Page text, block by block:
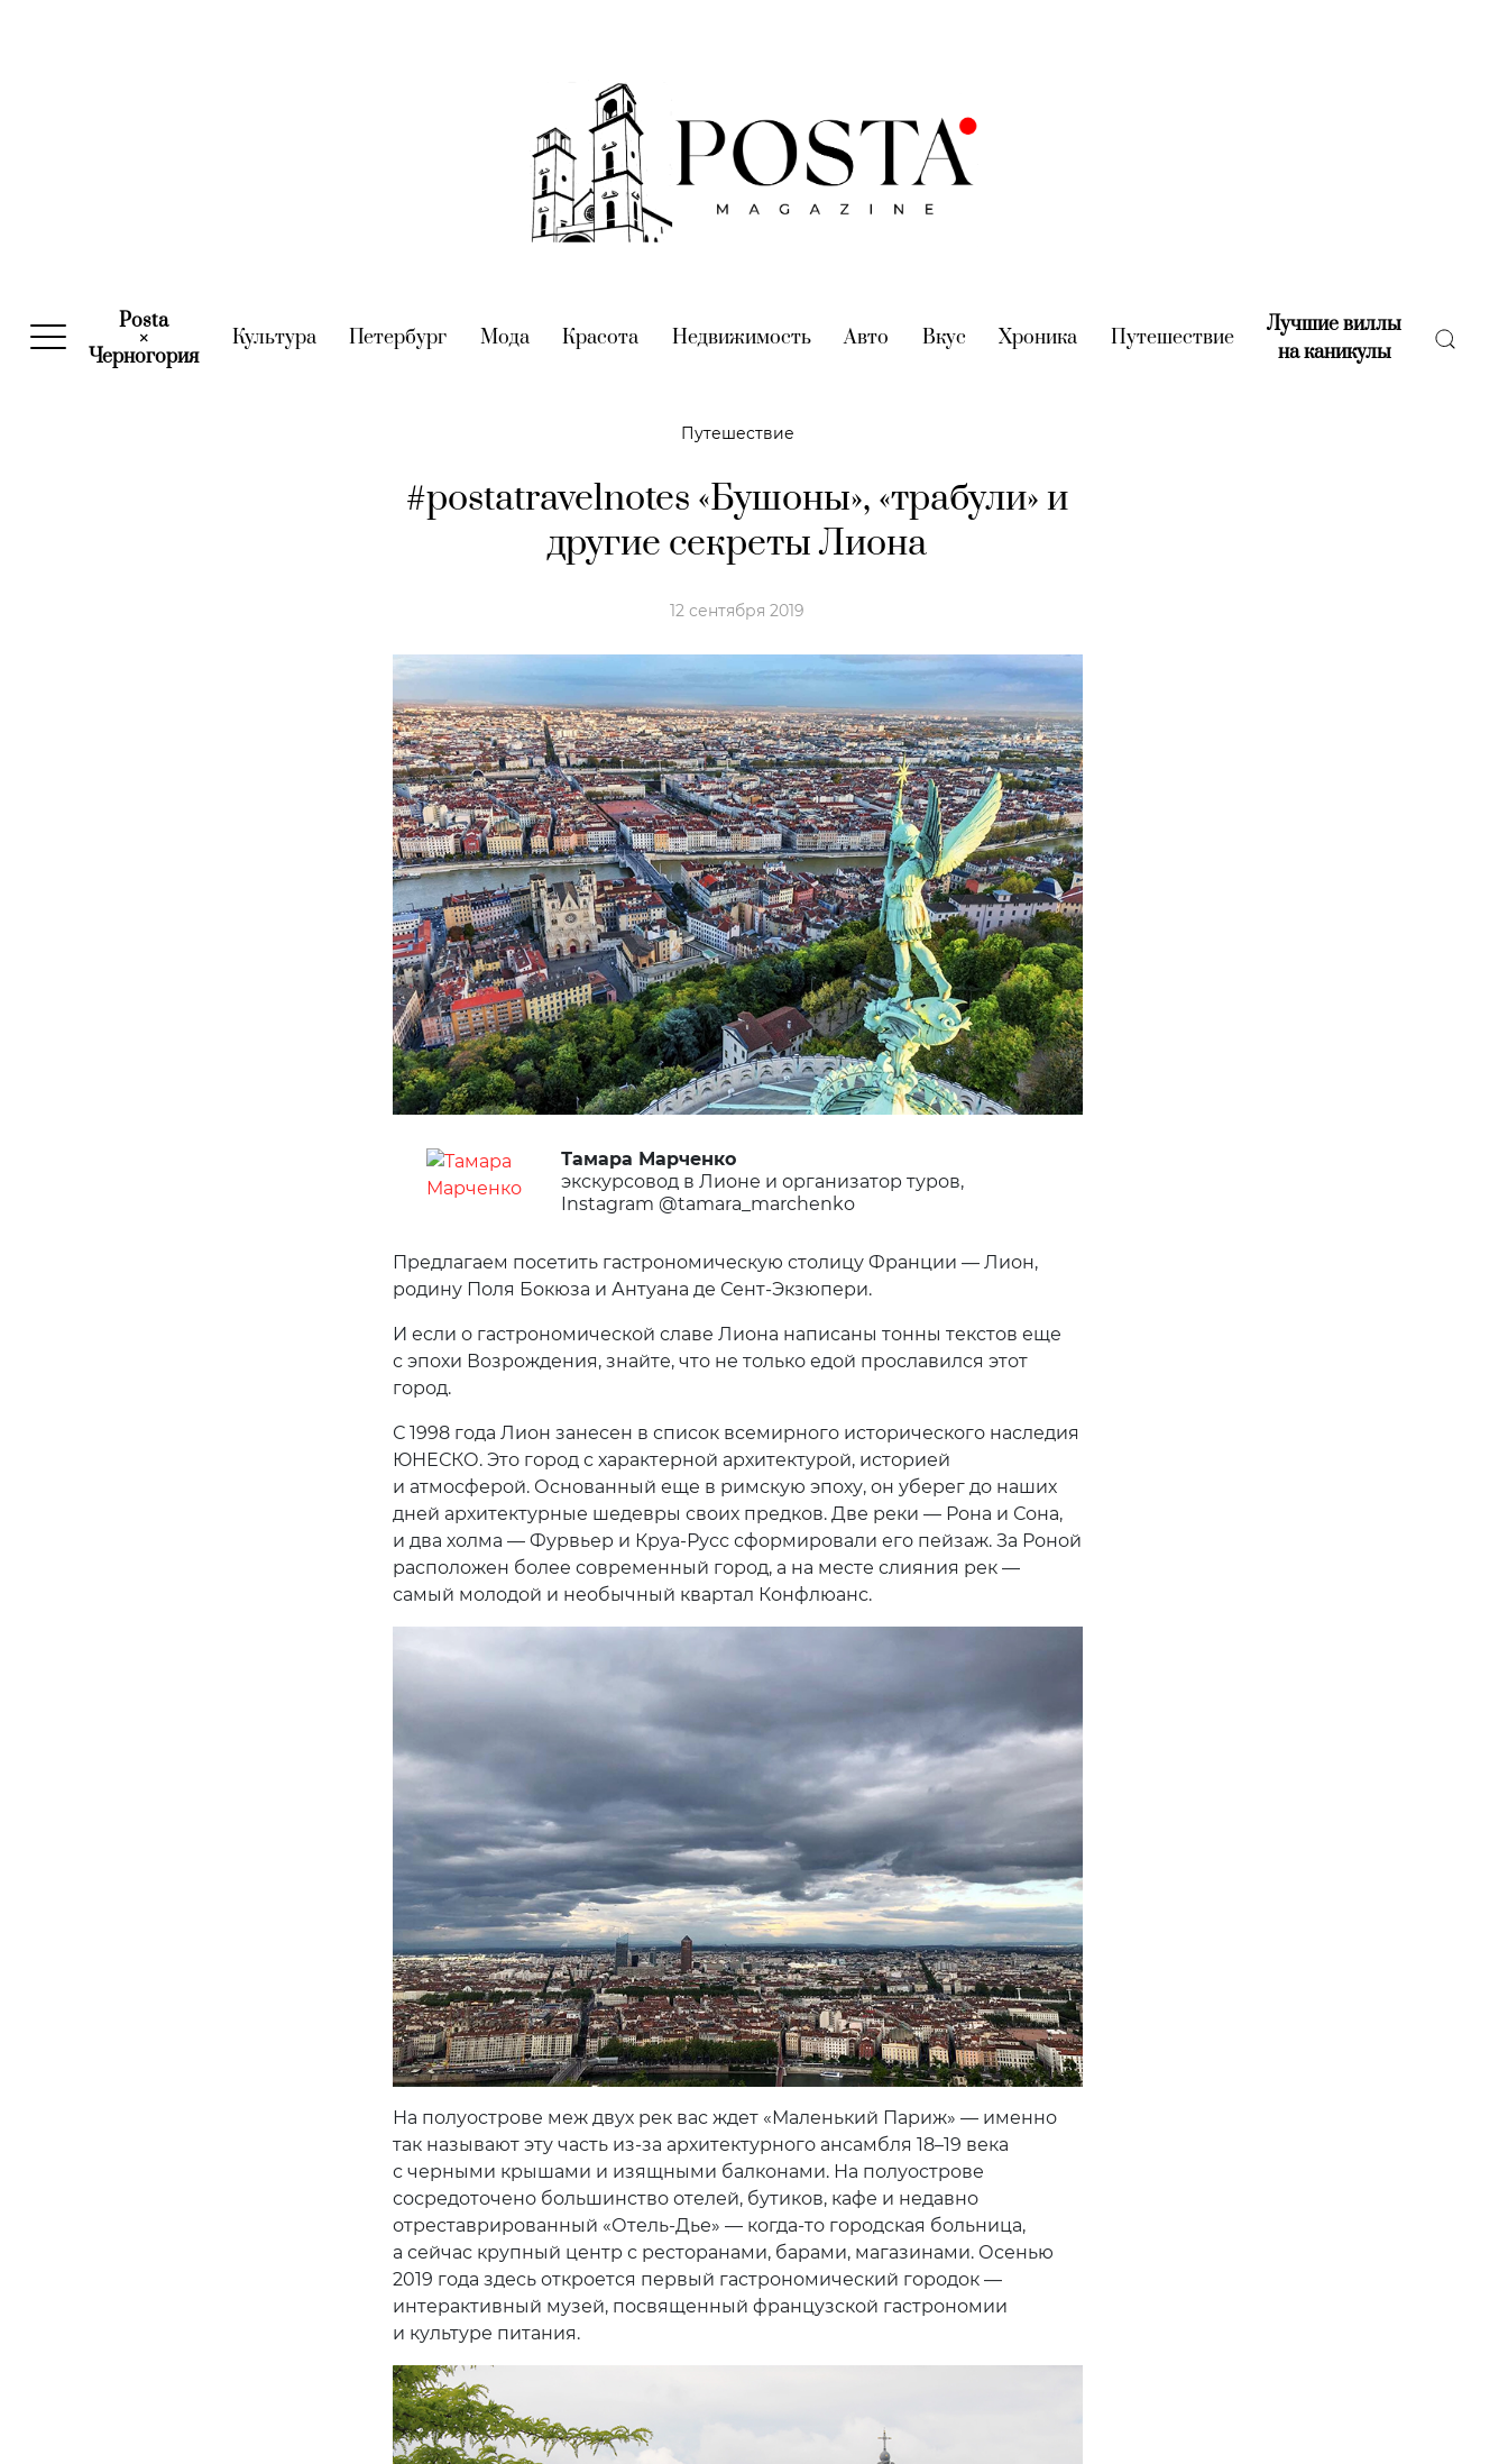
Posta
×
Черногория(current)
Культура(current)
Петербург (current)
Мода(current)
Красота (current)
Недвижимость(current)
Авто (current)
Вкус (current)
Хроника (current)
Путешествие(current)
Лучшие виллы
на каникулы(current)
Путешествие
#postatravelnotes «Бушоны», «трабули» и
другие секреты Лиона
12 сентября 2019
Тамара Марченко
экскурсовод в Лионе и организатор туров,
Instagram @tamara_marchenko
Предлагаем посетить гастрономическую столицу Франции — Лион,
родину Поля Бокюза и Антуана де Сент-Экзюпери.
И если о гастрономической славе Лиона написаны тонны текстов еще
с эпохи Возрождения, знайте, что не только едой прославился этот
город.
С 1998 года Лион занесен в список всемирного исторического наследия
ЮНЕСКО. Это город с характерной архитектурой, историей
и атмосферой. Основанный еще в римскую эпоху, он уберег до наших
дней архитектурные шедевры своих предков. Две реки — Рона и Сона,
и два холма — Фурвьер и Круа-Русс сформировали его пейзаж. За Роной
расположен более современный город, а на месте слияния рек —
самый молодой и необычный квартал Конфлюанс.
На полуострове меж двух рек вас ждет «Маленький Париж» — именно
так называют эту часть из-за архитектурного ансамбля 18–19 века
с черными крышами и изящными балконами. На полуострове
сосредоточено большинство отелей, бутиков, кафе и недавно
отреставрированный «Отель-Дье» — когда-то городская больница,
а сейчас крупный центр с ресторанами, барами, магазинами. Осенью
2019 года здесь откроется первый гастрономический городок —
интерактивный музей, посвященный французской гастрономии
и культуре питания.